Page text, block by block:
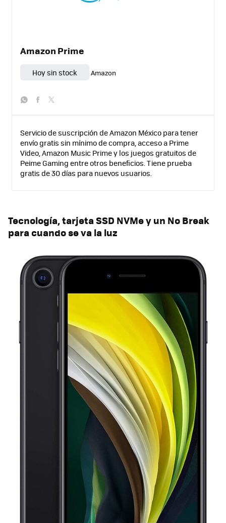
Amazon Prime
Hoy sin stock Amazon
whatsapp
facebook
twitter
Servicio de suscripción de Amazon México para tener
envío gratis sin mínimo de compra, acceso a Prime
Video, Amazon Music Prime y los juegos gratuitos de
Peime Gaming entre otros beneficios. Tiene prueba
gratis de 30 días para nuevos usuarios.
Tecnología, tarjeta SSD NVMe y un No Break
para cuando se va la luz